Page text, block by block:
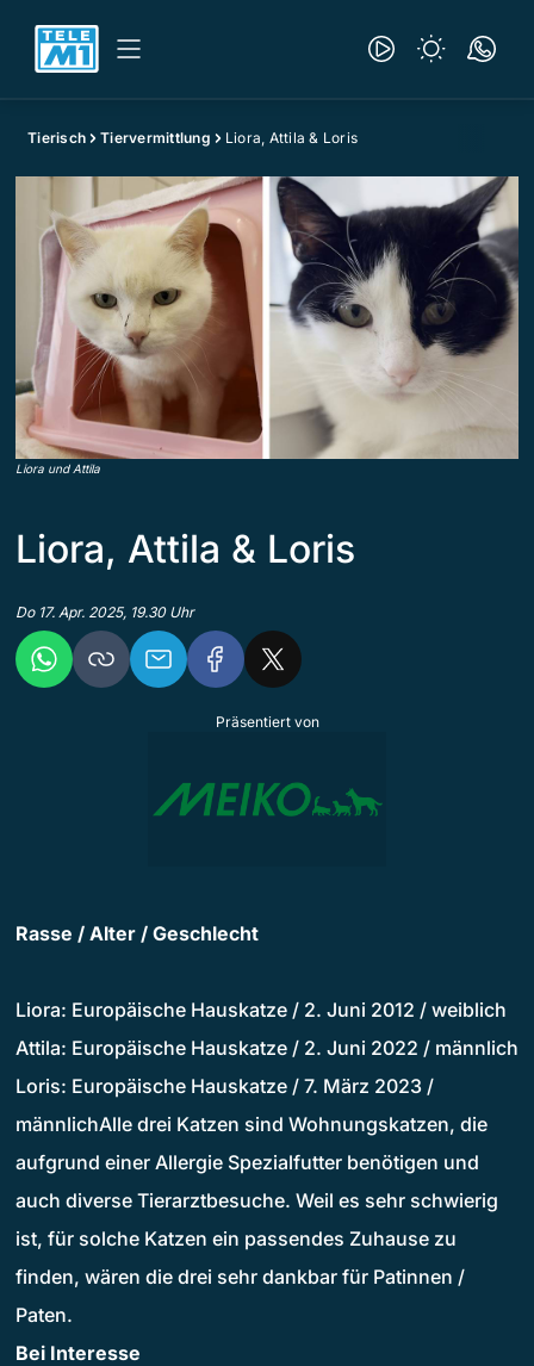
Tierisch Tiervermittlung Liora, Attila & Loris
Liora und Attila
Liora, Attila & Loris
Do 17. Apr. 2025, 19.30 Uhr
Präsentiert von
Rasse / Alter / Geschlecht
Liora: Europäische Hauskatze / 2. Juni 2012 / weiblich
Attila: Europäische Hauskatze / 2. Juni 2022 / männlich
Loris: Europäische Hauskatze / 7. März 2023 /
männlichAlle drei Katzen sind Wohnungskatzen, die
aufgrund einer Allergie Spezialfutter benötigen und
auch diverse Tierarztbesuche. Weil es sehr schwierig
ist, für solche Katzen ein passendes Zuhause zu
finden, wären die drei sehr dankbar für Patinnen /
Paten.
Bei Interesse